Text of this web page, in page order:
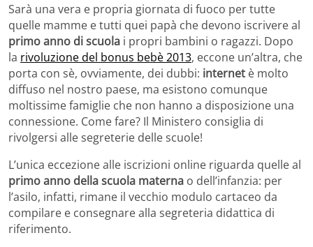
Sarà una vera e propria giornata di fuoco per tutte
quelle mamme e tutti quei papà che devono iscrivere al
primo anno di scuola i propri bambini o ragazzi. Dopo
la rivoluzione del bonus bebè 2013, eccone un’altra, che
porta con sè, ovviamente, dei dubbi: internet è molto
diffuso nel nostro paese, ma esistono comunque
moltissime famiglie che non hanno a disposizione una
connessione. Come fare? Il Ministero consiglia di
rivolgersi alle segreterie delle scuole!
L’unica eccezione alle iscrizioni online riguarda quelle al
primo anno della scuola materna o dell’infanzia: per
l’asilo, infatti, rimane il vecchio modulo cartaceo da
compilare e consegnare alla segreteria didattica di
riferimento.